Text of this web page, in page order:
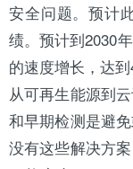
安全问题。预计
绩。预计到2030
的速度增长，达
从可再生能源到
和早期检测是避
没有这些解决方